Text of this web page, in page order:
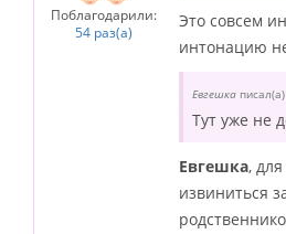
Поблагодарили:
54 раз(а)
Это совсем
интонацию
Евгешка писал(а)
Тут уже не
Евгешка,
извиниться